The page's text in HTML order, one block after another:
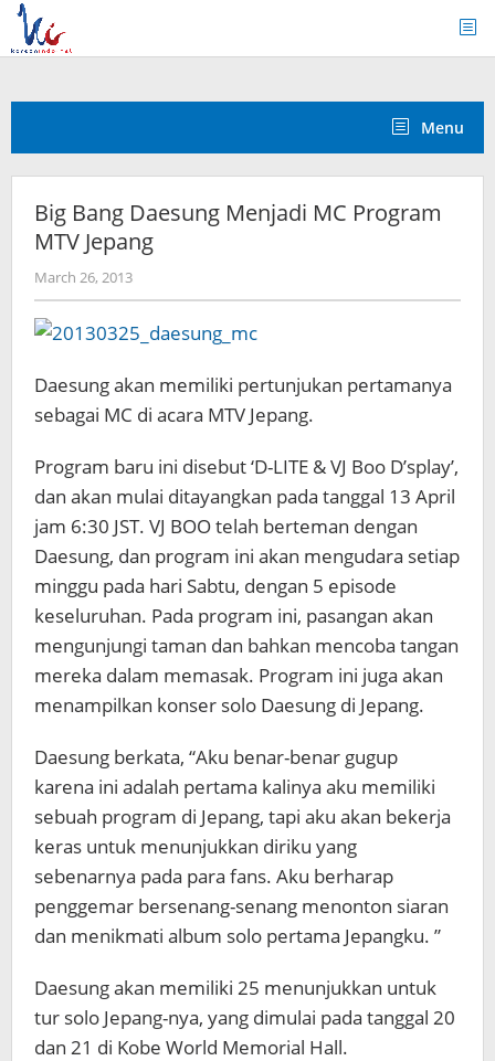
Skip
content
Menu
Big Bang Daesung Menjadi MC Program
MTV Jepang
March 26, 2013by
Koreanindo
Daesung akan memiliki pertunjukan pertamanya
sebagai MC di acara MTV Jepang.
Program baru ini disebut ‘D-LITE & VJ Boo D’splay’,
dan akan mulai ditayangkan pada tanggal 13 April
jam 6:30 JST. VJ BOO telah berteman dengan
Daesung, dan program ini akan mengudara setiap
minggu pada hari Sabtu, dengan 5 episode
keseluruhan. Pada program ini, pasangan akan
mengunjungi taman dan bahkan mencoba tangan
mereka dalam memasak. Program ini juga akan
menampilkan konser solo Daesung di Jepang.
Daesung berkata, “Aku benar-benar gugup
karena ini adalah pertama kalinya aku memiliki
sebuah program di Jepang, tapi aku akan bekerja
keras untuk menunjukkan diriku yang
sebenarnya pada para fans. Aku berharap
penggemar bersenang-senang menonton siaran
dan menikmati album solo pertama Jepangku. ”
Daesung akan memiliki 25 menunjukkan untuk
tur solo Jepang-nya, yang dimulai pada tanggal 20
dan 21 di Kobe World Memorial Hall.